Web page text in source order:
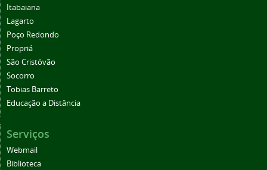
Itabaiana
Lagarto
Poço Redondo
Propriá
São Cristóvão
Socorro
Tobias Barreto
Educação a Distância
Serviços
Webmail
Biblioteca